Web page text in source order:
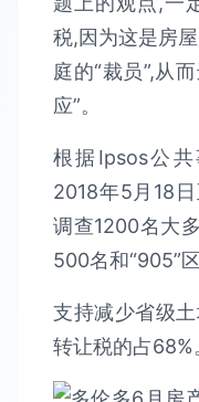
税,因为这是房
庭的“裁员”,从
应”。
根据Ipsos公
2018年5月18
调查1200名大
500名和“905”
支持减少省级
转让税的占68%